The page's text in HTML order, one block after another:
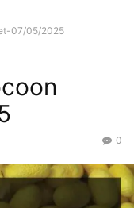
07/05/2025
0